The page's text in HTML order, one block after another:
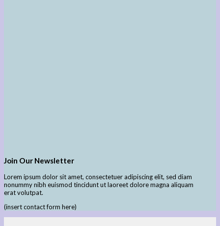
Join Our Newsletter
Lorem ipsum dolor sit amet, consectetuer adipiscing elit, sed diam
nonummy nibh euismod tincidunt ut laoreet dolore magna aliquam
erat volutpat.
(insert contact form here)